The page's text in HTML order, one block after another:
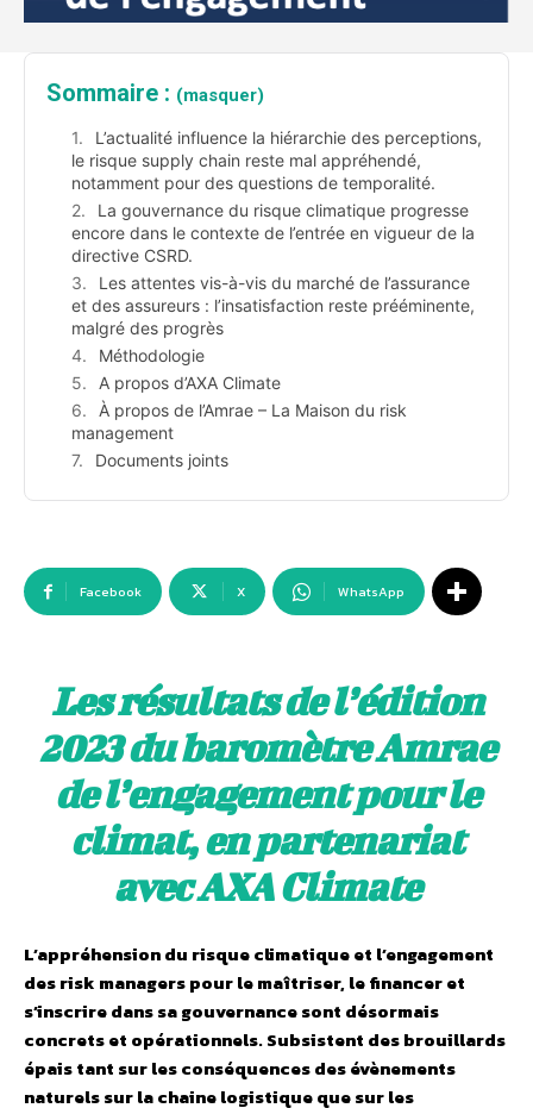
Sommaire : (masquer)
L’actualité influence la hiérarchie des perceptions,
le risque supply chain reste mal appréhendé,
notamment pour des questions de temporalité.
La gouvernance du risque climatique progresse
encore dans le contexte de l’entrée en vigueur de la
directive CSRD.
Les attentes vis-à-vis du marché de l’assurance
et des assureurs : l’insatisfaction reste prééminente,
malgré des progrès
Méthodologie
A propos d’AXA Climate
À propos de l’Amrae – La Maison du risk
management
Documents joints
Facebook X WhatsApp
Les résultats de l’édition
2023 du baromètre Amrae
de l’engagement pour le
climat, en partenariat
avec AXA Climate
L’appréhension du risque climatique et l’engagement
des risk managers pour le maîtriser, le financer et
s’inscrire dans sa gouvernance sont désormais
concrets et opérationnels. Subsistent des brouillards
épais tant sur les conséquences des évènements
naturels sur la chaine logistique que sur les